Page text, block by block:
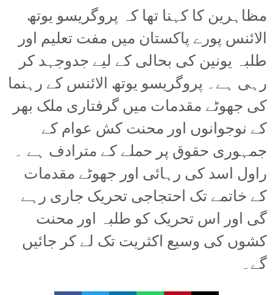
مظاہرین کا کہنا تھا کہ پروگریسو یوتھ
الائنس پورے پاکستان میں مفت تعلیم اور
طلبہ یونین کی بحالی کے لیے جدوجہد کر
رہی ہے۔ پروگریسو یوتھ الائنس کے رہنما
کی جھوٹے مقدمات میں گرفتاری ملک بھر
کے نوجوانوں اور محنت کش عوام کے
جمہوری حقوق پر حملے کے مترادف ہے ۔
راول اسد کی رہائی اور جھوٹے مقدمات
کے خاتمے تک احتجاجی تحریک جاری رہے
گی اور اس تحریک کو طلبہ اور محنت
کشوں کی وسیع اکثریت تک لے کر جائیں
گے۔